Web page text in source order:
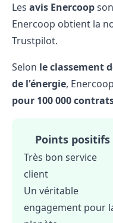
Les avis Enercoop
Enercoop obtient la
Trustpilot.
Selon le classement
de l'énergie,
pour 100 000
Points positifs
Très bon service
client
Un véritable
engagement pour